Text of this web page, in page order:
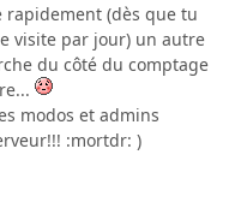
(dès que tu
visite par jour) un autre
du côté du comptage
modos et admins
:mortdr: )